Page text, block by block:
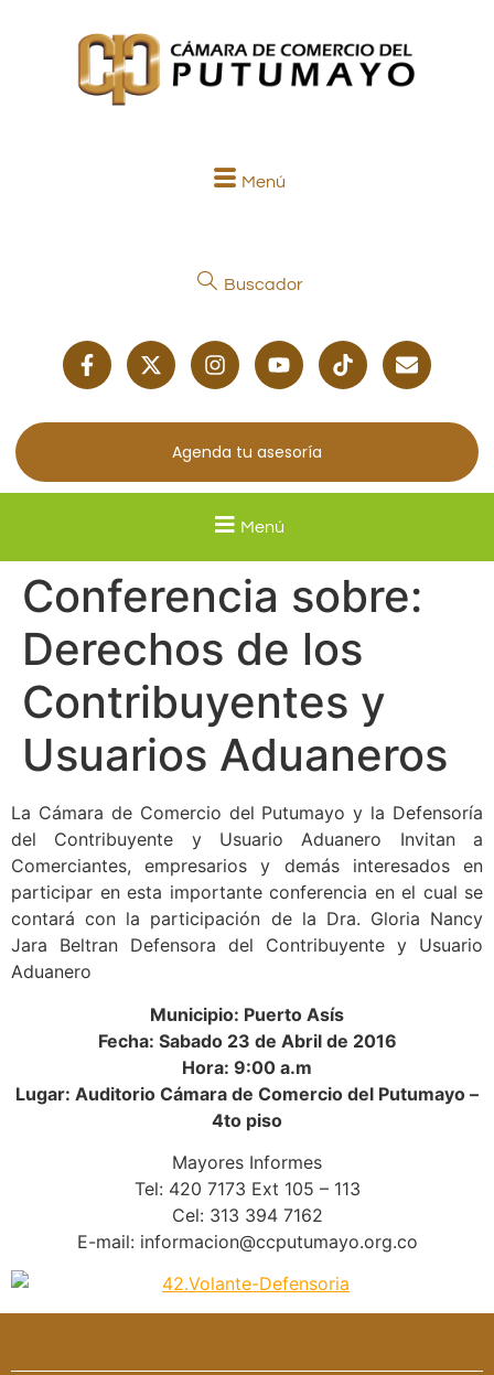
Menú
Buscador
Agenda tu asesoría
Menú
Conferencia sobre:
Derechos de los
Contribuyentes y
Usuarios Aduaneros
La Cámara de Comercio del Putumayo y la Defensoría
del Contribuyente y Usuario Aduanero Invitan a
Comerciantes, empresarios y demás interesados en
participar en esta importante conferencia en el cual se
contará con la participación de la Dra. Gloria Nancy
Jara Beltran Defensora del Contribuyente y Usuario
Aduanero
Municipio: Puerto Asís
Fecha: Sabado 23 de Abril de 2016
Hora: 9:00 a.m
Lugar: Auditorio Cámara de Comercio del Putumayo –
4to piso
Mayores Informes
Tel: 420 7173 Ext 105 – 113
Cel: 313 394 7162
E-mail: informacion@ccputumayo.org.co